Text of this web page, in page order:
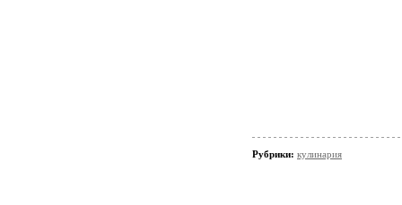
Рубрики: кулинария